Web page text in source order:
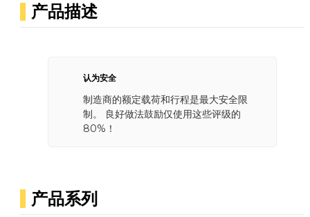
产品描述
认为安全
制造商的额定载荷和行程是最大安全限
制。 良好做法鼓励仅使用这些评级的
80%！
产品系列